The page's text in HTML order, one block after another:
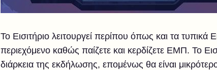
Το Εισιτήριο λειτουργεί περίπου όπως και τα τυπικά
περιεχόμενο καθώς παίζετε και κερδίζετε ΕΜΠ. Το
διάρκεια της εκδήλωσης, επομένως θα είναι